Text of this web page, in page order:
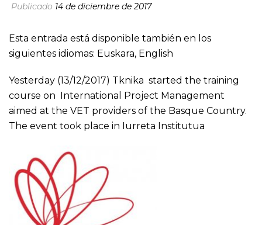
Publicado 14 de diciembre de 2017
Esta entrada está disponible también en los
siguientes idiomas: Euskara, English
Yesterday (13/12/2017) Tknika started the training
course on International Project Management
aimed at the VET providers of the Basque Country.
The event took place in Iurreta Institutua